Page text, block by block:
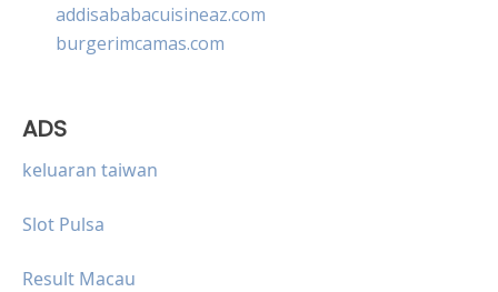
addisababacuisineaz.com
burgerimcamas.com
ADS
keluaran taiwan
Slot Pulsa
Result Macau